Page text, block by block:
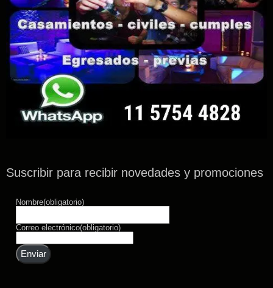
Suscribir para recibir novedades y promociones
Nombre(obligatorio)
Correo electrónico(obligatorio)
Enviar